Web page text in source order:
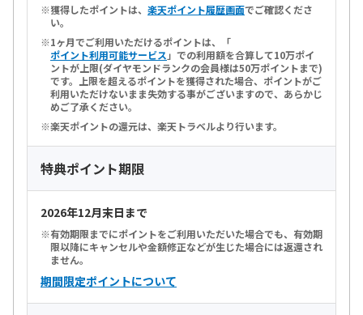
獲得したポイントは、 楽天ポイント履歴画面でご確認くださ
い。
1ヶ月でご利用いただけるポイントは、「
ポイント利用可能サービス 」での利用額を合算して10万ポイ
ントが上限(ダイヤモンドランクの会員様は50万ポイントまで)
です。上限を超えるポイントを獲得された場合、ポイントがご
利用いただけないまま失効する事がございますので、あらかじ
めご了承ください。
楽天ポイントの還元は、楽天トラベルより行います。
特典ポイント期限
2026年12月末日まで
有効期限までにポイントをご利用いただいた場合でも、有効期
限以降にキャンセルや金額修正などが生じた場合には返還され
ません。
期間限定ポイントについて